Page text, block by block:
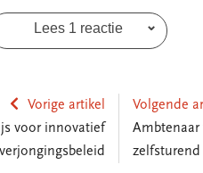
Lees 1 reactie
Vorige artikel
voor innovatief
verjongingsbeleid
Volgende
zelfsturend